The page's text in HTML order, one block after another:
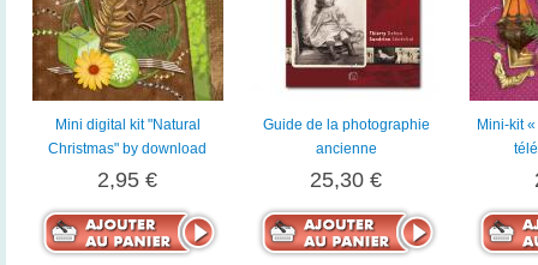
Mini digital kit "Natural
Christmas" by download
2,95 €
Guide de la photographie
ancienne
25,30 €
Mini-kit